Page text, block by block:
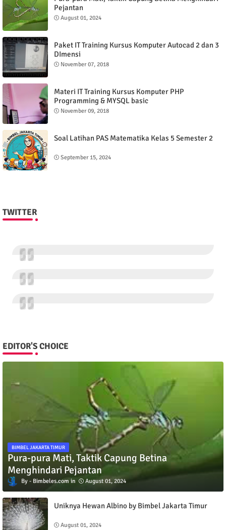
Pejantan
August 01, 2024
Paket IT Training Kursus Komputer Autocad 2 dan 3
DImensi
November 07, 2018
Materi IT Training Kursus Komputer PHP
Programming & MYSQL basic
November 09, 2018
Soal Latihan PAS Matematika Kelas 5 Semester 2
September 15, 2024
TWITTER
EDITOR'S CHOICE
BIMBEL JAKARTA TIMUR
Pura-pura Mati, Taktik Capung Betina
Menghindari Pejantan
Bimbeles.com August 01, 2024
Uniknya Hewan Albino by Bimbel Jakarta Timur
August 01, 2024